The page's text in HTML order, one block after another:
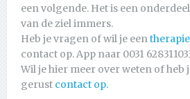
een volgende. Het is een
van de ziel immers.
Heb je vragen of wil je een
contact op. App naar 0031
Wil je hier meer over weten of heb
gerust contact op.